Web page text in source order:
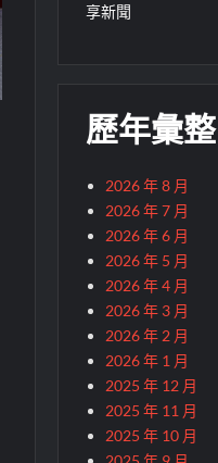
享新聞
歷年彙整
2026 年 8 月
2026 年 7 月
2026 年 6 月
2026 年 5 月
2026 年 4 月
2026 年 3 月
2026 年 2 月
2026 年 1 月
2025 年 12 月
2025 年 11 月
2025 年 10 月